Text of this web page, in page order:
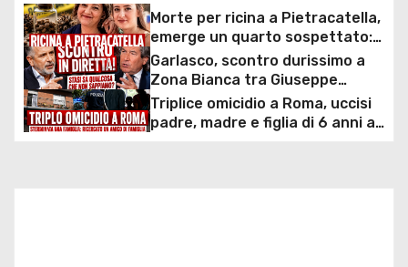
g
a
z
i
Morte per ricina a Pietracatella,
emerge un quarto sospettato:
svolta nelle indagini sulla morte
di Antonella Di Iesi e Sara Di Vita
Garlasco, scontro durissimo a
Zona Bianca tra Giuseppe
Brindisi e Antonio De Rensis:
tensione in diretta sui presunti
segreti di Alberto Stasi e sulle
Triplice omicidio a Roma, uccisi
padre, madre e figlia di 6 anni a